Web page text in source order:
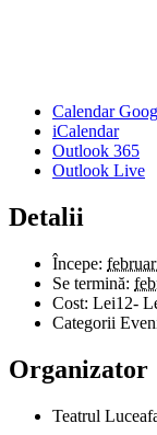
Calendar
iCalendar
Outlook 365
Outlook Live
Detalii
Începe:
Se termină:
Cost: Lei12-
Categorii
Organizator
Teatrul